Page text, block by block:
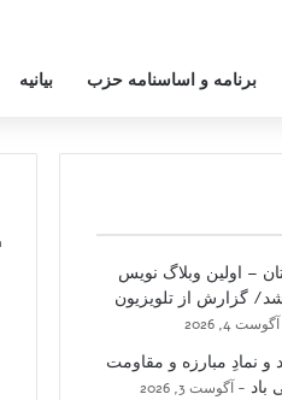
برنامه و اساسنامه حزب بیانیه
– اولین وبلاگ نویس
گزارش از تلویزیون
آگوست 4, 2026
و نمادِ مبارزه و مقاومت
باد
آگوست 3, 2026